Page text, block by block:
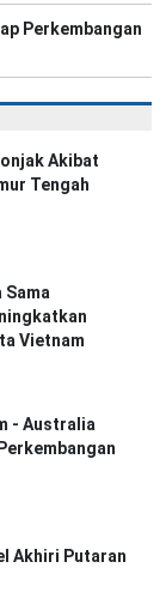
Perkembangan
Akibat
Tengah
Sama
Vietnam
- Australia
Akhiri Putaran